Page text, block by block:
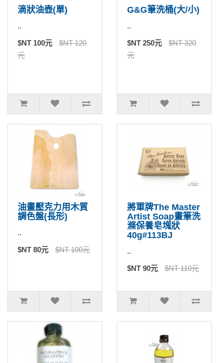
滴狀油壺(單)
..
$NT 100元
$NT 120
元
G&G筆洗桶(大/小)
..
$NT 250元
$NT 320
元
油畫壓克力用木質
調色盤(長形)
..
$NT 80元 $NT 100元
將軍牌The Master
Artist Soap畫筆洗
滌保養皂塊狀
40g#113BJ
..
$NT 90元 $NT 110元